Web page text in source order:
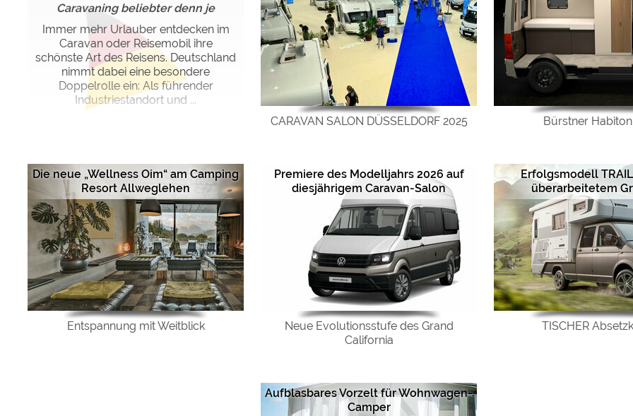
Caravaning beliebter denn je
Immer mehr Urlauber entdecken im
Caravan oder Reisemobil ihre
schönste Art des Reisens. Deutschland
nimmt dabei eine besondere
Doppelrolle ein: Als führender
Industriestandort und ...
CARAVAN SALON DÜSSELDORF 2025 Bürstner
Die neue „Wellness Oim“ am Camping
Resort Allweglehen
Entspannung mit Weitblick
Premiere des Modelljahrs 2026 auf
diesjährigem Caravan-Salon
Neue Evolutionsstufe des Grand
California
Erfolgsmodell
überarbeitetem
TISCHER
Aufblasbares Vorzelt für Wohnwagen-
Camper